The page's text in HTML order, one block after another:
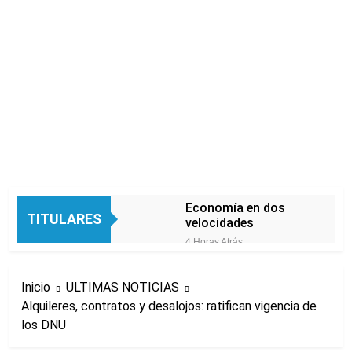
TITULARES
Economía en dos
velocidades
4 Horas Atrás
despedir a su padre
Jorge Messi
5 Horas Atrás
Murió Jorge Messi,
Inicio
ULTIMAS NOTICIAS
Alquileres, contratos y desalojos: ratifican vigencia de
los DNU